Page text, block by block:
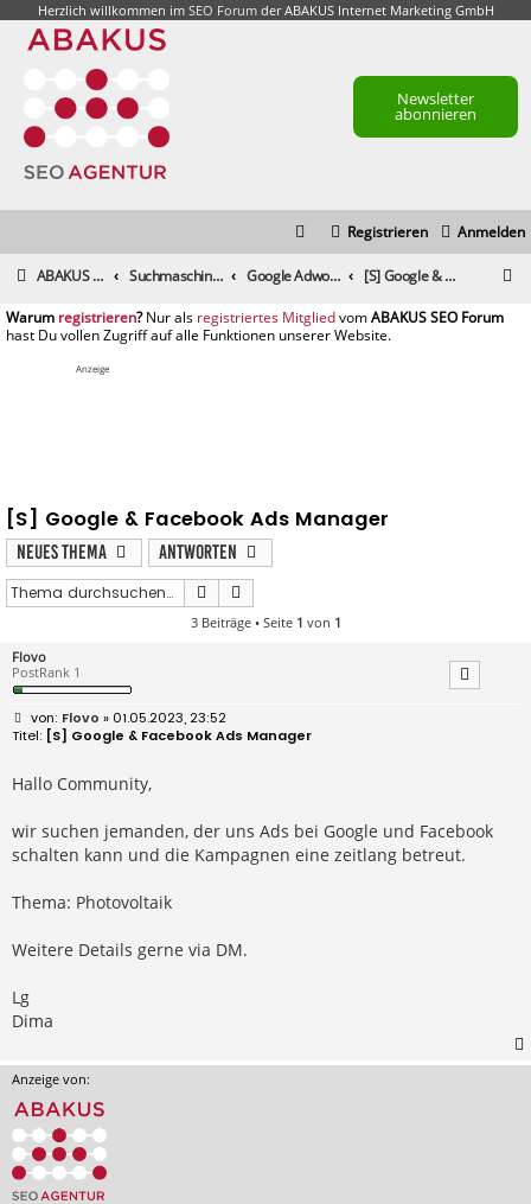
Herzlich willkommen im SEO Forumder ABAKUS Internet Marketing GmbH
Newsletter
abonnieren
Anmelden
Registrieren
ABAKUS Foren-Übersicht Suchmaschinenmarketing (SEM) / Suchmaschinenoptimierung (SEO) Google Adwords & Facebook Ads, Yahoo!, Microsoft adCenter [S] Google & Facebook Ads Manager
registrieren registriertes Mitglied
Anzeige
[S] Google & Facebook Ads Manager
Neues Thema
Antworten
Suche
3 Beiträge • Seite 1 von 1
Flovo
PostRank 1
B
e
i
r
a
Flovo » 01.05.2023, 23:52
[S] Google & Facebook Ads Manager
Hallo Community,
wir suchen jemanden, der uns Ads bei Google und Facebook
schalten kann und die Kampagnen eine zeitlang betreut.
Thema: Photovoltaik
Weitere Details gerne via DM.
Lg
Dima
Anzeige von: